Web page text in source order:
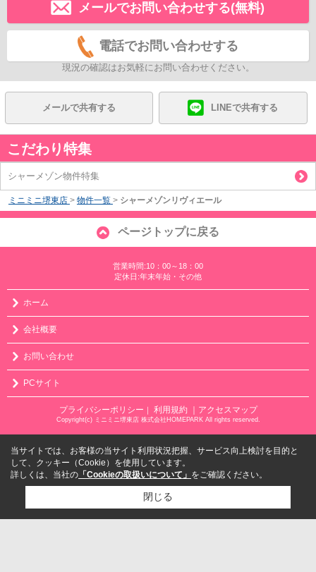
メールでお問い合わせする(無料)
電話でお問い合わせする
現況の確認はお気軽にお問い合わせください。
メールで共有する LINEで共有する
こだわり特集
シャーメゾン物件特集
ミニミニ堺東店 > 物件一覧 > シャーメゾンリヴィエール
ページトップに戻る
営業時間:10：00～18：00
定休日:年末年始・その他
ホーム
会社概要
お問い合わせ
PCサイト
プライバシーポリシー ｜ 利用規約 ｜アクセスマップ
Copyright(c) ミニミニ堺東店 株式会社HOMEPARK All rights reserved.
当サイトでは、お客様の当サイト利用状況把握、サービス向上検討を目的と
して、クッキー（Cookie）を使用しています。
詳しくは、当社の 「Cookieの取扱いについて」 をご確認ください。
閉じる